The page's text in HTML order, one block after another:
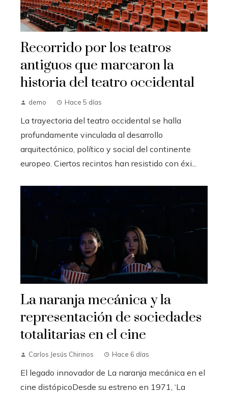
Recorrido por los teatros
antiguos que marcaron la
historia del teatro occidental
demo Hace 5 días
La trayectoria del teatro occidental se halla
profundamente vinculada al desarrollo
arquitectónico, político y social del continente
europeo. Ciertos recintos han resistido con éxi...
La naranja mecánica y la
representación de sociedades
totalitarias en el cine
Carlos Jesús Chirinos Hace 6 días
El legado innovador de La naranja mecánica en el
cine distópicoDesde su estreno en 1971, ‘La